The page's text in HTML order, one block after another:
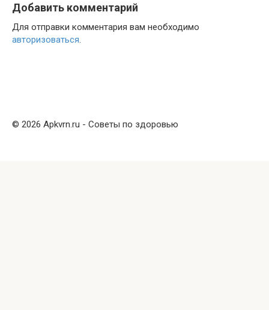
Добавить комментарий
Для отправки комментария вам необходимо
авторизоваться
© 2026 Apkvrn.ru - Советы по здоровью